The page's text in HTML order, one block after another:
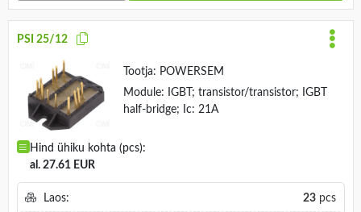
PSI 25/12
Tootja: POWERSEM
Module: IGBT; transistor/transistor; IGBT
half-bridge; Ic: 21A
Hind ühiku kohta (pcs):
al. 27.61 EUR
Laos: 23pcs